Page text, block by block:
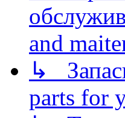
and
↳
parts for